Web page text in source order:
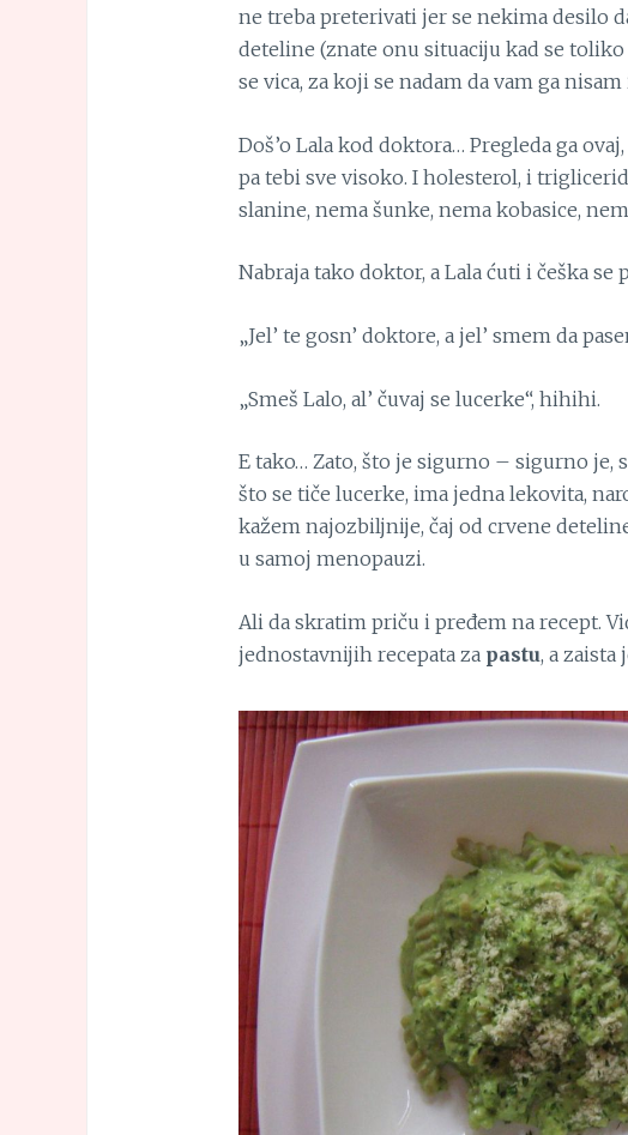
ne treba preterivati jer se nekima desilo
deteline (znate onu situaciju kad se
se vica, za koji se nadam da vam ga nisam
Doš’o Lala kod doktora… Pregleda ga
pa tebi sve visoko. I holesterol, i
slanine, nema šunke, nema kobasice,
Nabraja tako doktor, a Lala ćuti i češka se
„Jel’ te gosn’ doktore, a jel’ smem da
„Smeš Lalo, al’ čuvaj se lucerke“, hihihi.
E tako… Zato, što je sigurno – sigurno je,
što se tiče lucerke, ima jedna lekovita,
kažem najozbiljnije, čaj od crvene
u samoj menopauzi.
Ali da skratim priču i pređem na recept.
jednostavnijih recepata za pastu, a zaista